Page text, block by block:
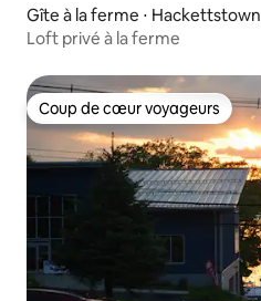
Gîte à la ferme ⋅ Hackettstown
Loft privé à la ferme
Coup de cœur voyageurs
Coup de cœur voyageurs